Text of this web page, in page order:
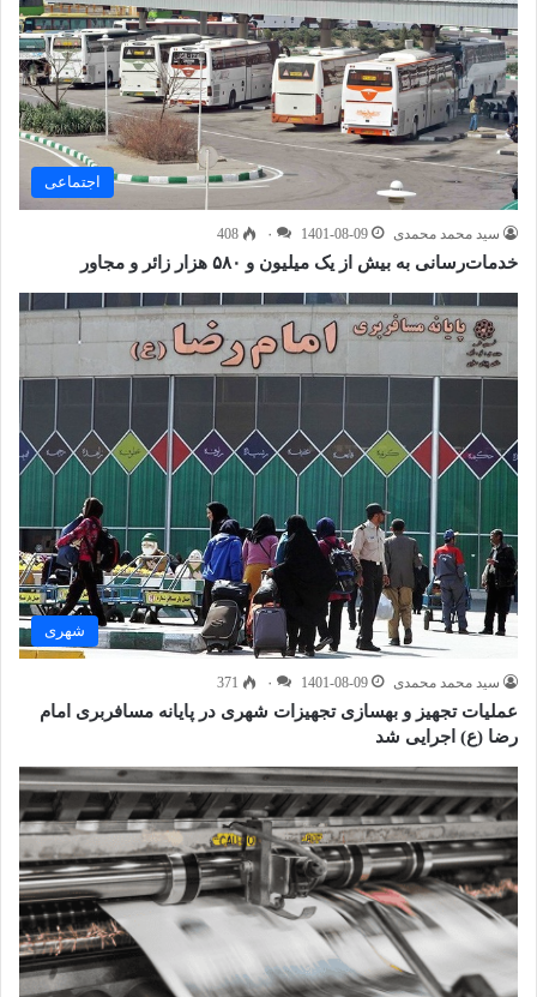
اجتماعی
سید محمد محمدی 1401-08-09 ۰ 408
خدمات‌رسانی به بیش از یک میلیون و ۵۸۰ هزار زائر و مجاور
شهری
سید محمد محمدی 1401-08-09 ۰ 371
عملیات تجهیز و بهسازی تجهیزات شهری در پایانه مسافربری امام
رضا (ع) اجرایی شد